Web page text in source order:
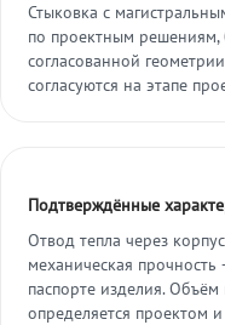
Стыковка с
по проектным
согласованной
согласуются на этапе
Подтверждённые
Отвод тепла через
механическая
паспорте изделия.
определяется проектом